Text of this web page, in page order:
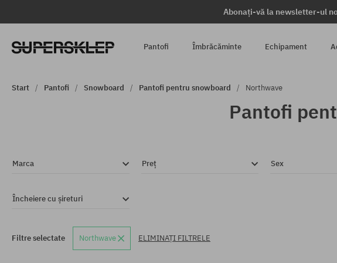
Abonați-vă la newsletter-ul
Pantofi Îmbrăcăminte Echipament
Start Pantofi Snowboard Pantofi pentru snowboard Northwave
Pantofi
Marca Preț Sex
Încheiere cu șireturi
Filtre selectate Northwave ELIMINAȚI FILTRELE